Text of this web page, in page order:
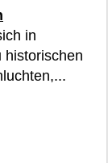
in
historischen